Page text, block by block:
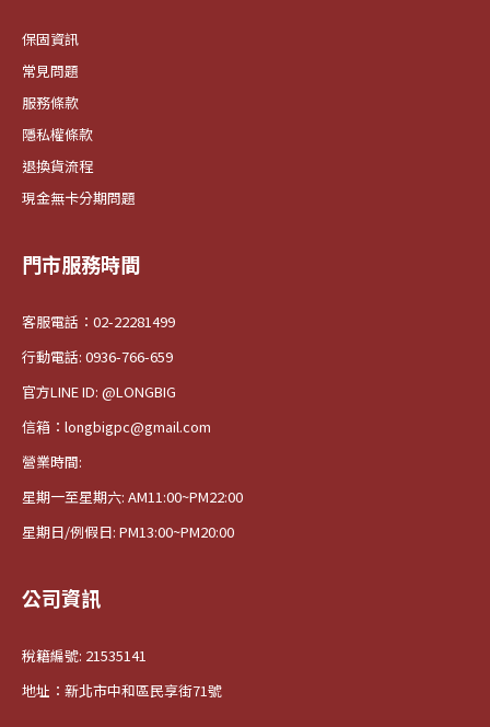
保固資訊
常見問題
服務條款
隱私權條款
退換貨流程
現金無卡分期問題
門市服務時間
客服電話：02-22281499
行動電話: 0936-766-659
官方LINE ID: @LONGBIG
信箱：longbigpc@gmail.com
營業時間:
星期一至星期六: AM11:00~PM22:00
星期日/例假日: PM13:00~PM20:00
公司資訊
稅籍編號: 21535141
地址：新北市中和區民享街71號